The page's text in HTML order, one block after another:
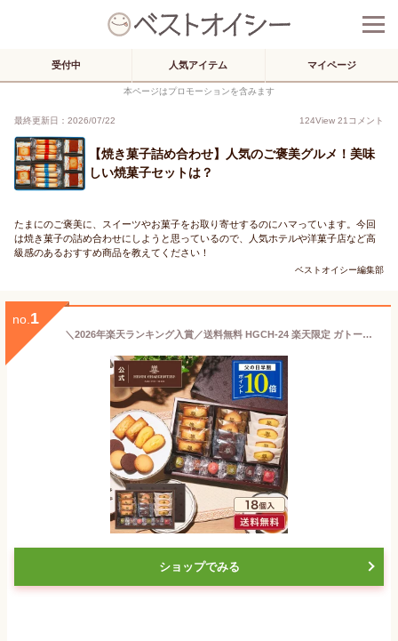
受付中 人気アイテム マイページ
本ページはプロモーションを含みます
最終更新日：2026/07/22 124View 21 コメント
【焼き菓子詰め合わせ】人気のご褒美グルメ！美味
しい焼菓子セットは？
たまにのご褒美に、スイーツやお菓子をお取り寄せするのにハマっています。今回
は焼き菓子の詰め合わせにしようと思っているので、人気ホテルや洋菓子店など高
級感のあるおすすめ商品を教えてください！
ベストオイシー編集部
no. 1
＼2026年楽天ランキング入賞／送料無料 HGCH-24 楽天限定 ガトー・キュイ・ラビテュール 5種18個入父の日 お中元 お菓子 ギフト 詰め合わせ 手土産 内祝い お返し お礼 個包装 焼き菓子 洋菓子 スイーツ プレゼント ギフト 退職
ショップでみる